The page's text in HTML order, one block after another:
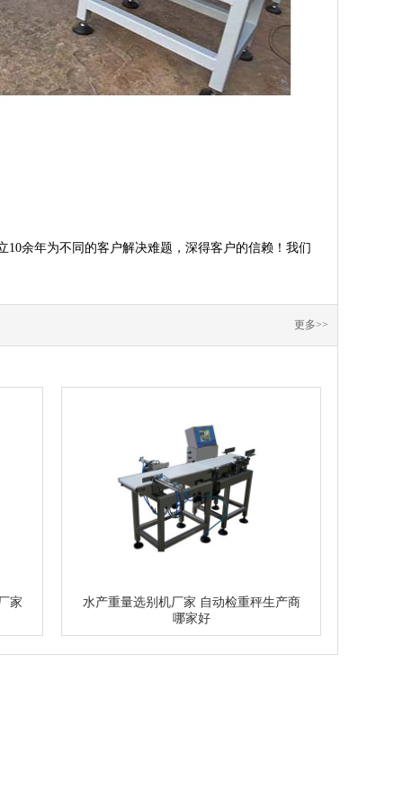
余年为不同的客户解决难题，深得客户的信赖！我们
更多>>
家
水产重量选别机厂家 自动检重秤生产商
哪家好